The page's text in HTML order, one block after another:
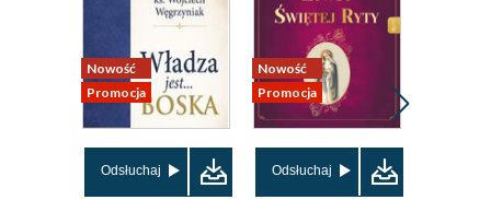
7
8
Nowość
Promocja
Odsłuchaj
Nowość
Promocja
Odsłuchaj